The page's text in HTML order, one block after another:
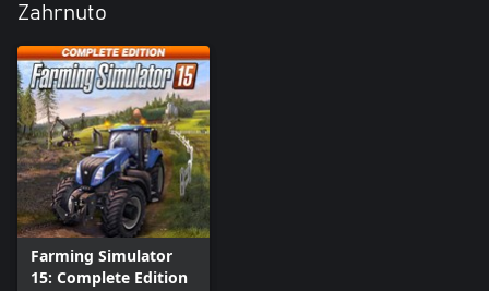
Zahrnuto
Farming Simulator
15: Complete Edition